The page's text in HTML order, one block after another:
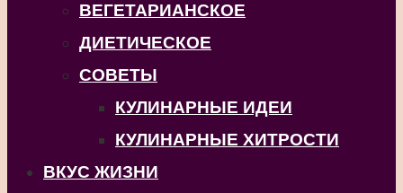
ВЕГЕТАРИАНСКОЕ
ДИЕТИЧЕСКОЕ
СОВЕТЫ
КУЛИНАРНЫЕ ИДЕИ
КУЛИНАРНЫЕ ХИТРОСТИ
ВКУС ЖИЗНИ